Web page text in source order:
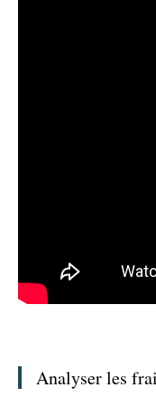
Analyser les